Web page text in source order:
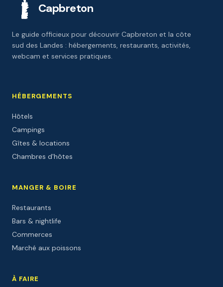
Capbreton
Le guide officieux pour découvrir Capbreton et la côte
sud des Landes : hébergements, restaurants, activités,
webcam et services pratiques.
HÉBERGEMENTS
Hôtels
Campings
Gîtes & locations
Chambres d'hôtes
MANGER & BOIRE
Restaurants
Bars & nightlife
Commerces
Marché aux poissons
À FAIRE